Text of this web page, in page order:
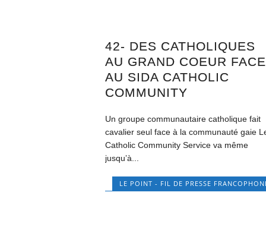
42- DES CATHOLIQUES
AU GRAND COEUR FACE
AU SIDA CATHOLIC
COMMUNITY
Un groupe communautaire catholique fait
cavalier seul face à la communauté gaie
Catholic Community Service va même
jusquʼà...
LE POINT - FIL DE PRESSE